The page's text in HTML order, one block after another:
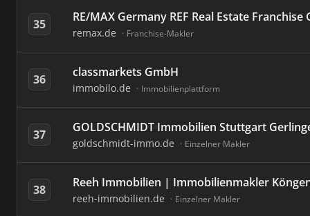
35 RE/MAX Germany REF Real Estate Franchise
remax.de Franchise-Makler
36 classmarkets GmbH
immobilo.de Immobilienplattform
37 GOLDSCHMIDT Immobilien Stuttgart
goldschmidt-immo.de Einzelner Makler
38 Reeh Immobilien | Immobilienmakler
reeh-immobilien.de Einzelner Makler